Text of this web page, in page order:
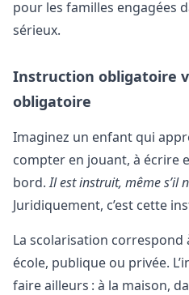
pour les familles engagées
sérieux.
Instruction obligatoire
obligatoire
Imaginez un enfant qui
compter en jouant, à écrire
bord.Il est instruit, même s’il
Juridiquement, c’est cette
La scolarisation correspond
école, publique ou privée.
faire ailleurs : à la maison,